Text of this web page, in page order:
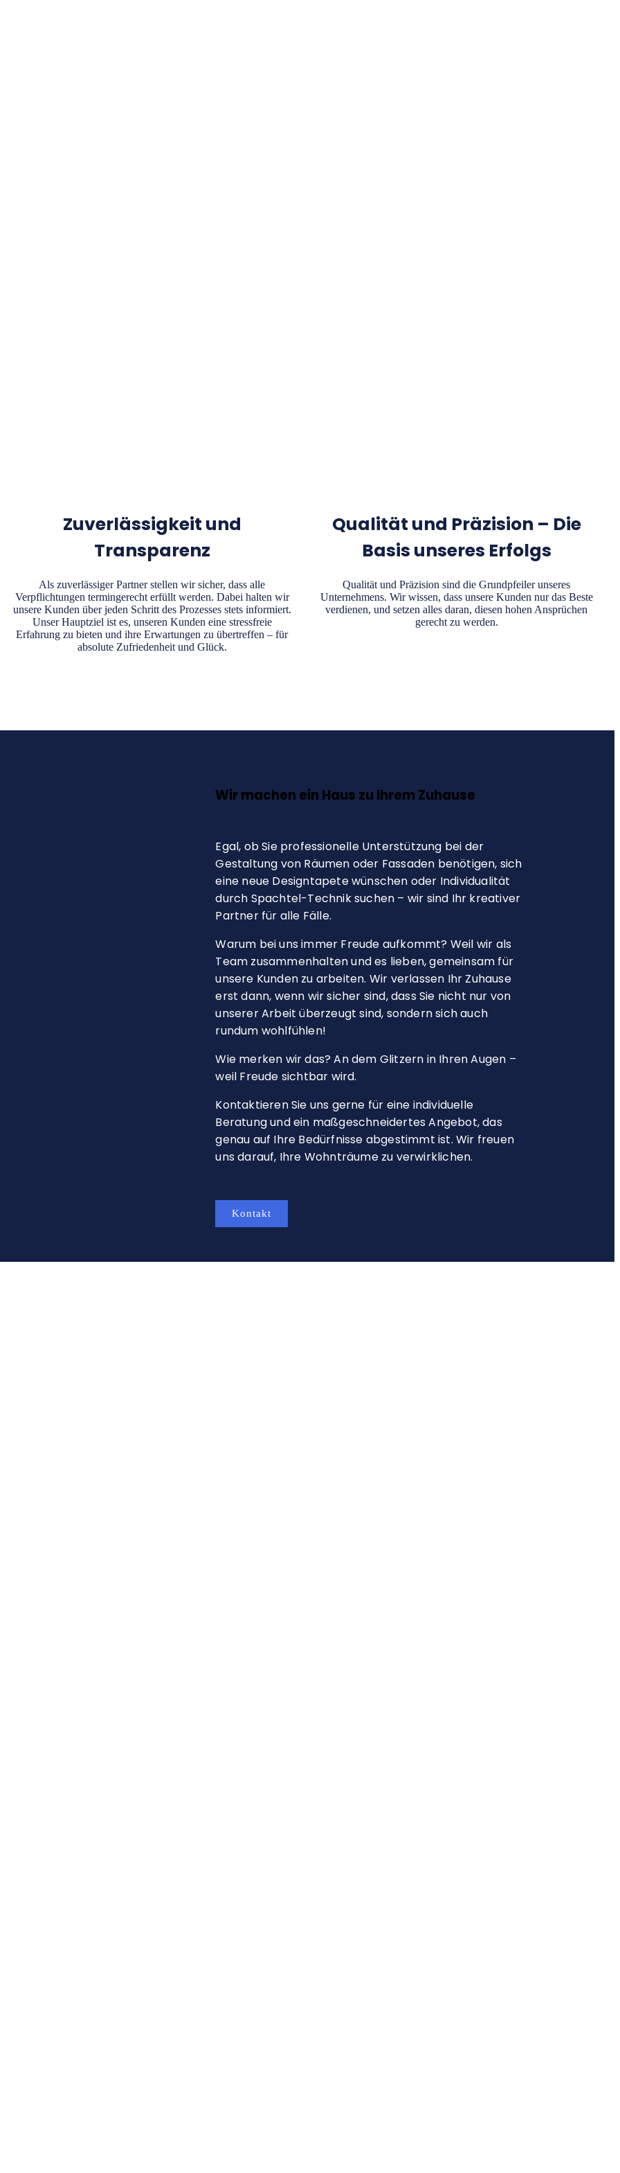
Zuverlässigkeit und
Transparenz
Als zuverlässiger Partner stellen wir sicher, dass alle
Verpflichtungen termingerecht erfüllt werden. Dabei halten wir
unsere Kunden über jeden Schritt des Prozesses stets informiert.
Unser Hauptziel ist es, unseren Kunden eine stressfreie
Erfahrung zu bieten und ihre Erwartungen zu übertreffen – für
absolute Zufriedenheit und Glück.
Qualität und Präzision – Die
Basis unseres Erfolgs
Qualität und Präzision sind die Grundpfeiler unseres
Unternehmens. Wir wissen, dass unsere Kunden nur das Beste
verdienen, und setzen alles daran, diesen hohen Ansprüchen
gerecht zu werden.
Wir machen ein Haus zu Ihrem Zuhause
Egal, ob Sie professionelle Unterstützung bei der
Gestaltung von Räumen oder Fassaden benötigen, sich
eine neue Designtapete wünschen oder Individualität
durch Spachtel-Technik suchen – wir sind Ihr kreativer
Partner für alle Fälle.
Warum bei uns immer Freude aufkommt? Weil wir als
Team zusammenhalten und es lieben, gemeinsam für
unsere Kunden zu arbeiten. Wir verlassen Ihr Zuhause
erst dann, wenn wir sicher sind, dass Sie nicht nur von
unserer Arbeit überzeugt sind, sondern sich auch
rundum wohlfühlen!
Wie merken wir das? An dem Glitzern in Ihren Augen –
weil Freude sichtbar wird.
Kontaktieren Sie uns gerne für eine individuelle
Beratung und ein maßgeschneidertes Angebot, das
genau auf Ihre Bedürfnisse abgestimmt ist. Wir freuen
uns darauf, Ihre Wohnträume zu verwirklichen.
Kontakt